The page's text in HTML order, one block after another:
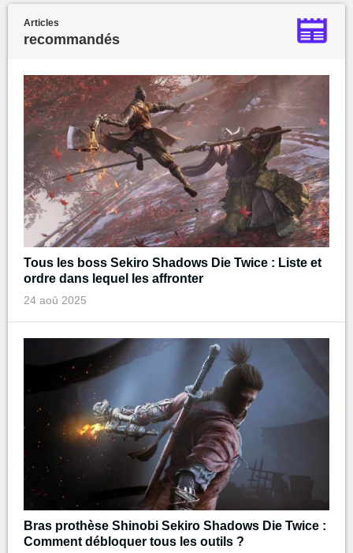
Articles
recommandés
Tous les boss Sekiro Shadows Die Twice : Liste et
ordre dans lequel les affronter
24 aoû 2025
Bras prothèse Shinobi Sekiro Shadows Die Twice :
Comment débloquer tous les outils ?